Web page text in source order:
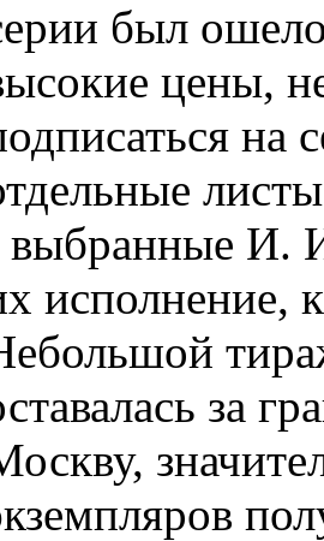
был
цены,
на
выбранные И.
исполнение,
за